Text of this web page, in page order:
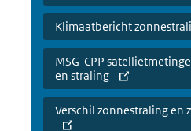
Klimaatbericht
MSG-CPP
en straling
Verschil zonnestraling en